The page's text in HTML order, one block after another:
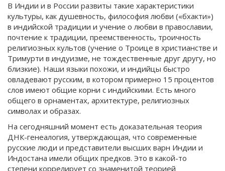
В Индии и в России развиты такие характеристики
культуры, как душевность, философия любви («бхакти»)
в индийской традиции и учение о любви в православии,
почтение к традиции, преемственность, троичность
религиозных культов (учение о Троице в христианстве и
Тримурти в индуизме, не тождественные друг другу, но
близкие). Наши языки похожи, и индийцы быстро
овладевают русским, в котором примерно 15 процентов
слов имеют общие корни с индийскими. Есть много
общего в орнаментах, архитектуре, религиозных
символах и образах.
На сегодняшний момент есть доказательная теория
ДНК-генеалогия, утверждающая, что современные
русские люди и представители высших варн Индии и
Индостана имели общих предков. Это в какой-то
степени коррелирует со знаменитой теорией